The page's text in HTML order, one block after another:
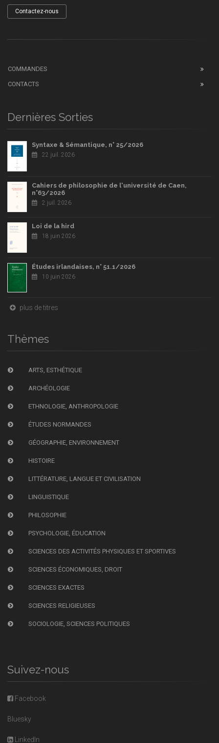
Contactez-nous
COMMANDES
CONTACTS
Dernières Sorties
Syntaxe & Sémantique, n° 25/2026
22 juil. 2026
Cahiers de philosophie de l'université de Caen,
n°63/2026
2 juil. 2026
Loi de la hird
18 juin 2026
Études irlandaises, n° 51.1/2026
10 juin 2026
plus de titres
Thèmes
ARTS, ESTHÉTIQUE
ARCHÉOLOGIE
ETHNOLOGIE, ANTHROPOLOGIE
ÉTUDES NORMANDES
GÉOGRAPHIE, ENVIRONNEMENT
HISTOIRE
LITTÉRATURE, LANGUE ET CIVILISATION
LINGUISTIQUE
PHILOSOPHIE
PSYCHOLOGIE, ÉDUCATION
SCIENCES DES ACTIVITÉS PHYSIQUES ET SPORTIVES
SCIENCES ÉCONOMIQUES, DROIT
SCIENCES EXACTES
SCIENCES RELIGIEUSES
SOCIOLOGIE, SCIENCES POLITIQUES
Suivez-nous
Facebook
Bluesky
LinkedIn